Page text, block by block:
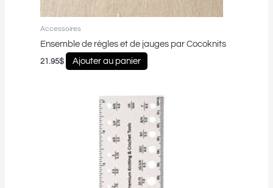
Accessoires
Ensemble de règles et de jauges par Cocoknits
21.95$ Ajouter au panier